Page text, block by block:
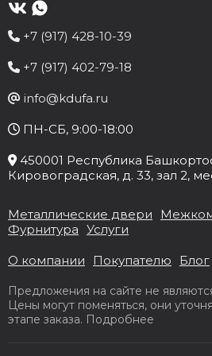
+7 (917) 428-10-39
+7 (917) 402-79-18
info@kdufa.ru
ПН-СБ, 9:00-18:00
450001 Республика
Кировоградская, д. 33, зал 2,
Металлические двери
Фурнитура Услуги
О компании Покупателю Блог
Предложения на сайте не
Цены могут поменяться, они
этапе заказа. Подробнее